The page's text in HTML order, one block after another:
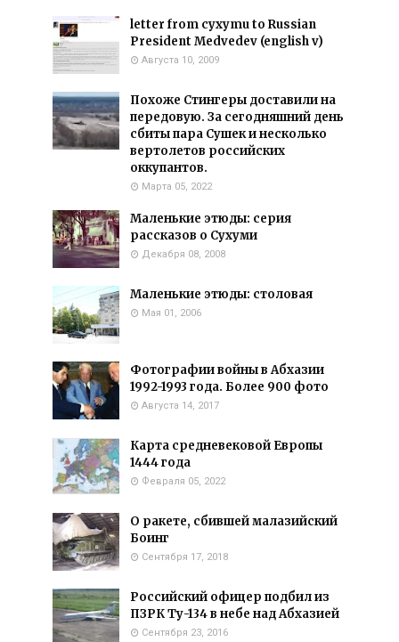
letter from cyxymu to Russian
President Medvedev (english v)
Августа 10, 2009
Похоже Стингеры доставили на
передовую. За сегодняшний день
сбиты пара Сушек и несколько
вертолетов российских
оккупантов.
Марта 05, 2022
Маленькие этюды: серия
рассказов о Сухуми
Декабря 08, 2008
Маленькие этюды: столовая
Мая 01, 2006
Фотографии войны в Абхазии
1992-1993 года. Более 900 фото
Августа 14, 2017
Карта средневековой Европы
1444 года
Февраля 05, 2022
О ракете, сбившей малазийский
Боинг
Сентября 17, 2018
Российский офицер подбил из
ПЗРК Ту-134 в небе над Абхазией
Сентября 23, 2016